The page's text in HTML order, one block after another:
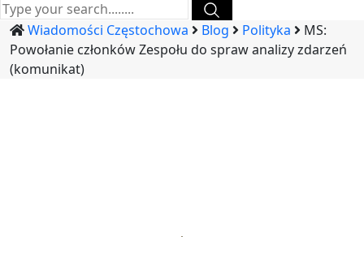
Wiadomości Częstochowa Blog Polityka
MS:
Powołanie członków Zespołu do spraw analizy zdarzeń
(komunikat)